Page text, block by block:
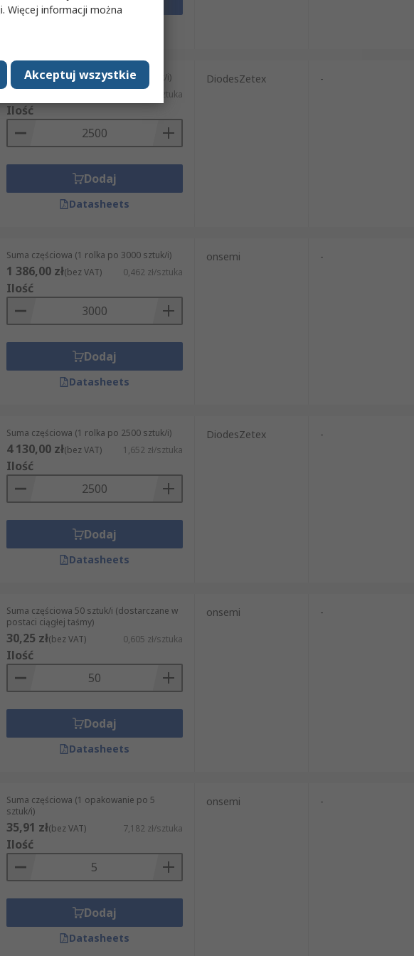
Suma częściowa (1 rolka po 2500 sztuk/i)
8 440,00 zł 3,376 zł/sztuka
Ilość
Dodaj
Datasheets
DiodesZetex -
Suma częściowa (1 rolka po 3000 sztuk/i)
1 386,00 zł(bez VAT) 0,462 zł/sztuka
Ilość
Dodaj
Datasheets
onsemi -
Suma częściowa (1 rolka po 2500 sztuk/i)
4 130,00 zł(bez VAT) 1,652 zł/sztuka
Ilość
Dodaj
Datasheets
DiodesZetex -
Suma częściowa 50 sztuk/i (dostarczane w
postaci ciągłej taśmy)
30,25 zł(bez VAT) 0,605 zł/sztuka
Ilość
Dodaj
Datasheets
onsemi -
Suma częściowa (1 opakowanie po 5
sztuk/i)
35,91 zł(bez VAT) 7,182 zł/sztuka
Ilość
Dodaj
Datasheets
onsemi -
Więcej informacji można
Akceptuj wszystkie